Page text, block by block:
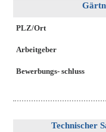
PLZ/Ort
Arbeitgeber
Bewerbungs- schluss
Technischer